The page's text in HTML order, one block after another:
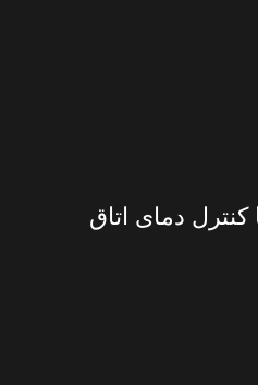
کنترل دمای اتاق